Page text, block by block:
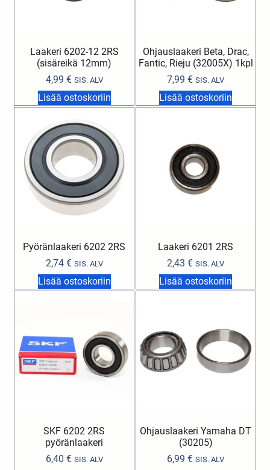
Laakeri 6202-12 2RS
(sisäreikä 12mm)
4,99 € SIS. ALV
Lisää ostoskoriin
Ohjauslaakeri Beta, Drac,
Fantic, Rieju (32005X) 1kpl
7,99€ SIS. ALV
Lisää ostoskoriin
Pyöränlaakeri 6202 2RS
2,74 € SIS. ALV
Lisää ostoskoriin
Laakeri 6201 2RS
2,43€ SIS. ALV
Lisää ostoskoriin
SKF 6202 2RS
pyöränlaakeri
6,40 € SIS. ALV
Ohjauslaakeri Yamaha DT
(30205)
6,99€ SIS. ALV